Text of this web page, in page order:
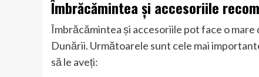
Îmbrăcămintea și accesoriile
Îmbrăcămintea și accesoriile pot face o
Dunării. Următoarele sunt cele mai
să le aveți: